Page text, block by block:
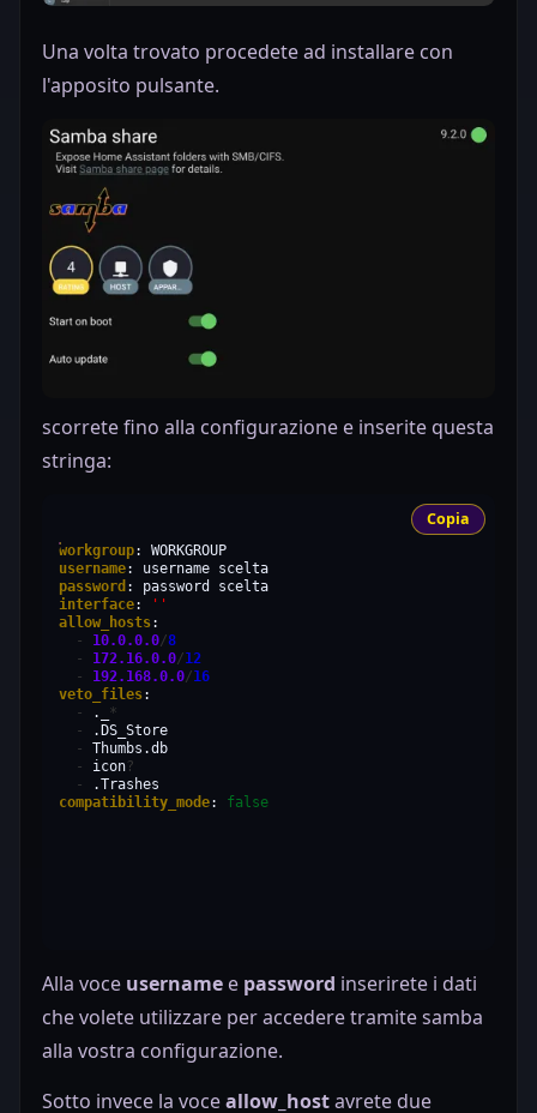
Una volta trovato procedete ad installare con
l'apposito pulsante.
scorrete fino alla configurazione e inserite questa
stringa:
Copia
workgroup:
username: username
password : password
interface:
''
allow_hosts
-
10.0.0.0/8
-
172.16.0.0/12
-
192.168.0.0/16
veto_files
-
._ *
-
-
-
icon?
-
compatibility_mode: false
Alla voce username e password inserirete i dati
che volete utilizzare per accedere tramite samba
alla vostra configurazione.
Sotto invece la voceallow_hostavrete due